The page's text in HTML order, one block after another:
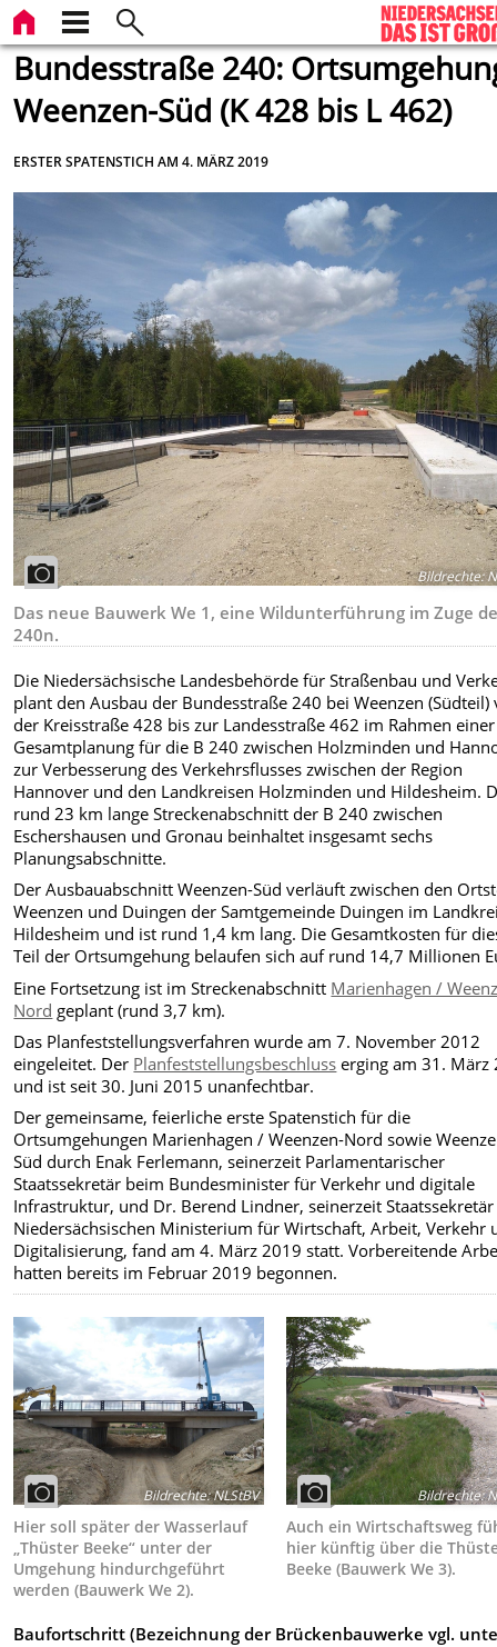
Bundesstraße 240:
Weenzen-Süd (K 428 bis L 462)
ERSTER SPATENSTICH AM 4. MÄRZ 2019
Bildrechte:
Das neue Bauwerk We 1, eine Wildunterführung im Zuge
240n.
Die Niedersächsische Landesbehörde für Straßenbau und
plant den Ausbau der Bundesstraße 240 bei Weenzen (Südteil)
der Kreisstraße 428 bis zur Landesstraße 462 im Rahmen einer
Gesamtplanung für die B 240 zwischen Holzminden und
zur Verbesserung des Verkehrsflusses zwischen der Region
Hannover und den Landkreisen Holzminden und Hildesheim.
rund 23 km lange Streckenabschnitt der B 240 zwischen
Eschershausen und Gronau beinhaltet insgesamt sechs
Planungsabschnitte.
Der Ausbauabschnitt Weenzen-Süd verläuft zwischen den
Weenzen und Duingen der Samtgemeinde Duingen im
Hildesheim und ist rund 1,4 km lang. Die Gesamtkosten für
Teil der Ortsumgehung belaufen sich auf rund 14,7 Millionen
Eine Fortsetzung ist im Streckenabschnitt Marienhagen /
Nord geplant (rund 3,7 km).
Das Planfeststellungsverfahren wurde am 7. November 2012
eingeleitet. Der Planfeststellungsbeschluss erging am 31. März
und ist seit 30. Juni 2015 unanfechtbar.
Der gemeinsame, feierliche erste Spatenstich für die
Ortsumgehungen Marienhagen / Weenzen-Nord sowie
Süd durch Enak Ferlemann, seinerzeit Parlamentarischer
Staatssekretär beim Bundesminister für Verkehr und digitale
Infrastruktur, und Dr. Berend Lindner, seinerzeit
Niedersächsischen Ministerium für Wirtschaft, Arbeit, Verkehr
Digitalisierung, fand am 4. März 2019 statt. Vorbereitende
hatten bereits im Februar 2019 begonnen.
Bildrechte:NLStBV
Hier soll später der Wasserlauf
„Thüster Beeke“ unter der
Umgehung hindurchgeführt
werden (Bauwerk We 2).
Bildrechte:
Auch ein Wirtschaftsweg
hier künftig über die
Beeke (Bauwerk We 3).
Baufortschritt (Bezeichnung der Brückenbauwerke vgl.